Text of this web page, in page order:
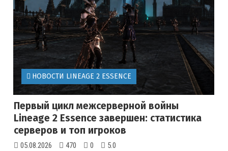
НОВОСТИ LINEAGE 2 ESSENCE
Первый цикл межсерверной войны
Lineage 2 Essence завершен: статистика
серверов и топ игроков
05.08.2026 470 0 5.0